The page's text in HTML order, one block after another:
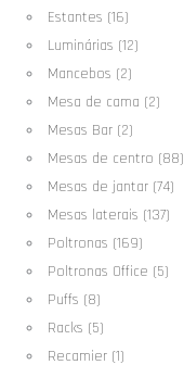
Estantes (16)
Luminárias (12)
Mancebos (2)
Mesa de cama (2)
Mesas Bar (2)
Mesas de centro (88)
Mesas de jantar (74)
Mesas laterais (137)
Poltronas (169)
Poltronas Office (5)
Puffs (8)
Racks (5)
Recamier (1)